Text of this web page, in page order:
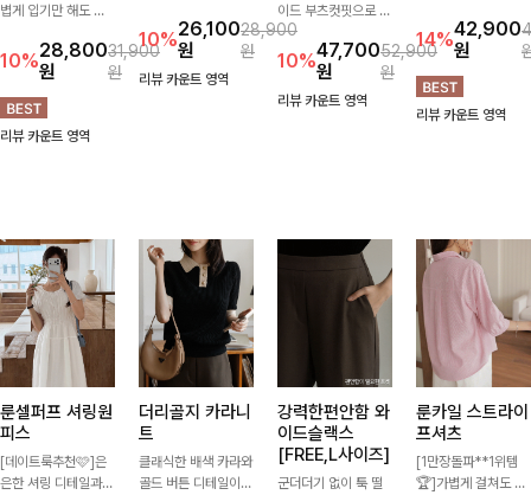
볍게 입기만 해도 코
아이템으로, 자연스럽
게 퍼지는 프릴 날개
소매가 우아한 포인트
를 더해드립니다💕
잔잔한 링클 텍스처
10%28,800
원
31,900
원
리뷰 카운트 영역
체제작 니트입니다.
자연스럽게 떨어지는
여유핏과 깔끔한 라운
10%26,100
원
28,900
원
리뷰 카운트 영역
이드 부츠컷핏으로 다
리 라인을 길어 보이
게 연출해주는 데님
팬츠입니다. 은은한
워싱이 더해져 캐주얼
10%47,700
원
52,900
원
리뷰 카운트 영역
디테일이 어우러져 우
아한 무드를 완성해주
는 7부 블라우스 🤍
여유로운 7부 소매로
편안하게 착용되며 데
14%42,900
원
리뷰 카운트 영역
룬셀퍼프 셔링원
피스
[데이트룩추천🩷]은
은한 셔링 디테일과
더리골지 카라니
트
클래식한 배색 카라와
골드 버튼 디테일이
강력한편안함 와
이드슬랙스
[FREE,L사이즈]
군더더기 없이 툭 떨
룬카일 스트라이
프셔츠
[1만장돌파**1위템
🏆]가볍게 걸쳐도 살